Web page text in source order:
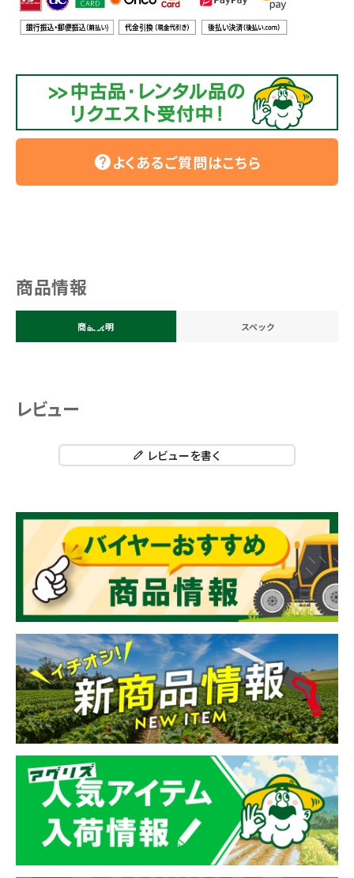
info@agriz.net
FAXでのご注文
0739-72-4532 24時間受付
helpよくあるご質問はこちら
商品情報
商品説明 スペック
レビュー
レビューを書く